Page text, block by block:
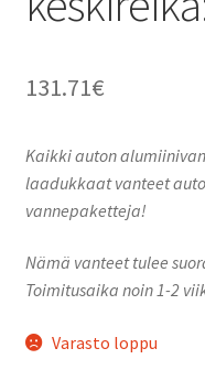
131.71€
Kaikki auton
laadukkaat vanteet
vannepaketteja!
Nämä vanteet tulee
Toimitusaika noin 1-2
Varasto loppu